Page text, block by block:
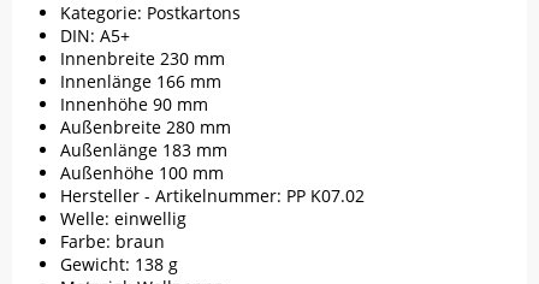
Kategorie: Postkartons
DIN: A5+
Innenbreite 230 mm
Innenlänge 166 mm
Innenhöhe 90 mm
Außenbreite 280 mm
Außenlänge 183 mm
Außenhöhe 100 mm
Hersteller - Artikelnummer: PP K07.02
Welle: einwellig
Farbe: braun
Gewicht: 138 g